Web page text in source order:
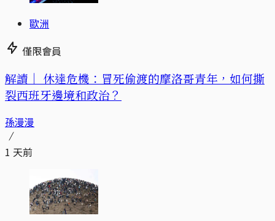
歐洲
僅限會員
解讀｜ 休達危機：冒死偷渡的摩洛哥青年，如何撕
裂西班牙邊境和政治？
孫漫漫
1 天前